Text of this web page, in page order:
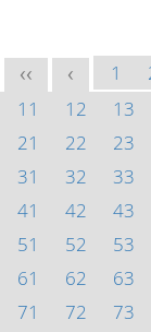
<< < 1
11
12 13
21
22 23
31
32 33
41
42 43
51
52 53
61
62 63
71
72 73